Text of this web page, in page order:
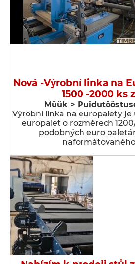
Nová -Výrobní linka na
1500 -2000 ks
Müük >
Výrobní linka na europalety je
europalet o rozměrech
podobných euro